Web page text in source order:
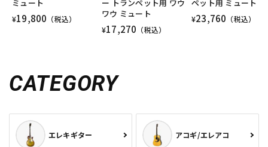
ミュート
¥19,800 （税込）
ー トランペット用 ワウ
ワウ ミュート
¥17,270 （税込）
ペット用 ミュート
¥23,760 （税込）
CATEGORY
エレキギター アコギ/エレアコ